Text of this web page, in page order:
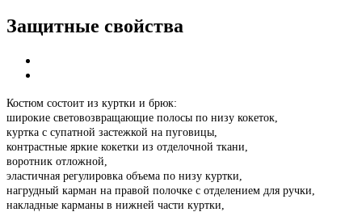
Защитные свойства
Костюм состоит из куртки и брюк:
широкие световозвращающие полосы по низу кокеток,
куртка с супатной застежкой на пуговицы,
контрастные яркие кокетки из отделочной ткани,
воротник отложной,
эластичная регулировка объема по низу куртки,
нагрудный карман на правой полочке с отделением для ручки,
накладные карманы в нижней части куртки,